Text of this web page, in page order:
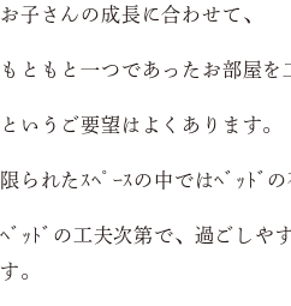
お子さんの成長に合わせて、
もともと一つであったお部屋を
というご要望はよくあります。
限られたｽﾍﾟｰｽの中ではﾍﾞｯﾄﾞ
ﾍﾞｯﾄﾞの工夫次第で、過ごしや
す。